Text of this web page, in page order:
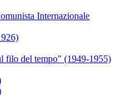
Internazionale
filo del tempo" (1949-1955)